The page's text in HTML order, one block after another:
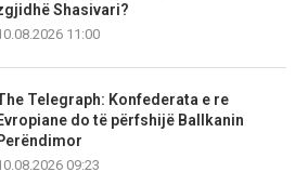
Shasivari?
11:00
Telegraph: Konfederata e re
do të përfshijë Ballkanin
09:23